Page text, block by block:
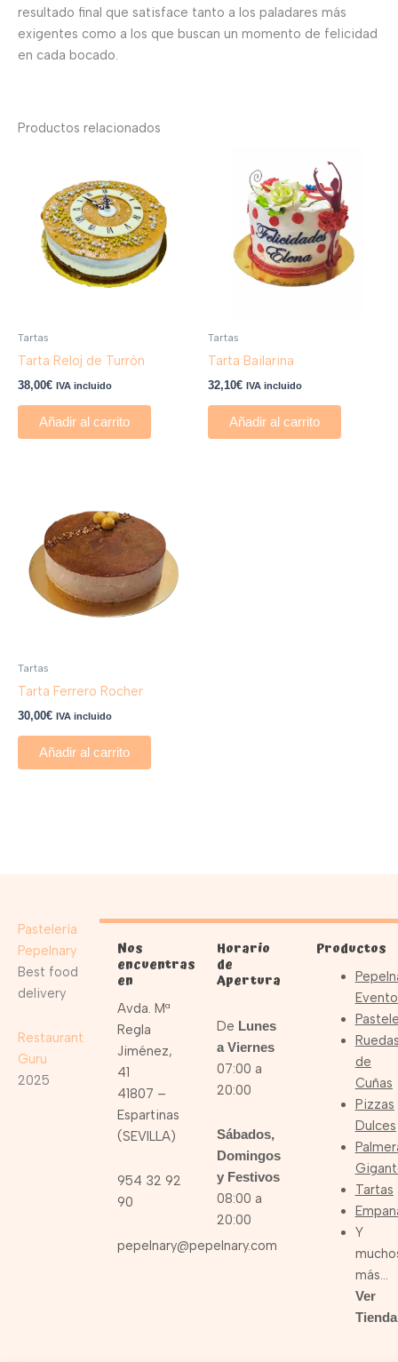
resultado final que satisface tanto a los paladares más
exigentes como a los que buscan un momento de felicidad
en cada bocado.
Productos relacionados
Tartas
Tarta Reloj de Turrón
38,00€ IVA incluido
Añadir al carrito
Tartas
Tarta Bailarina
32,10€ IVA incluido
Añadir al carrito
Tartas
Tarta Ferrero Rocher
30,00€ IVA incluido
Añadir al carrito
Pastelería
Pepelnary
Best food
delivery
Restaurant
Guru
2025
Nos
encuentras
en
Avda. Mª
Regla
Jiménez,
41
41807 –
Espartinas
(SEVILLA)
954 32 92
90
pepelnary@pepelnary.com
Horario
de
Apertura
De Lunes
a Viernes
07:00 a
20:00
Sábados,
Domingos
y Festivos
08:00 a
20:00
Productos
de
Cuñas
Pizzas
Dulces
Tartas
Y
más…
Ver
Tienda